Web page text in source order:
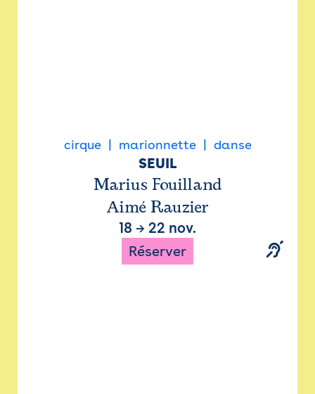
cirque marionnette danse
SEUIL
Marius Fouilland
Aimé Rauzier
18 → 22 nov.
Réserver